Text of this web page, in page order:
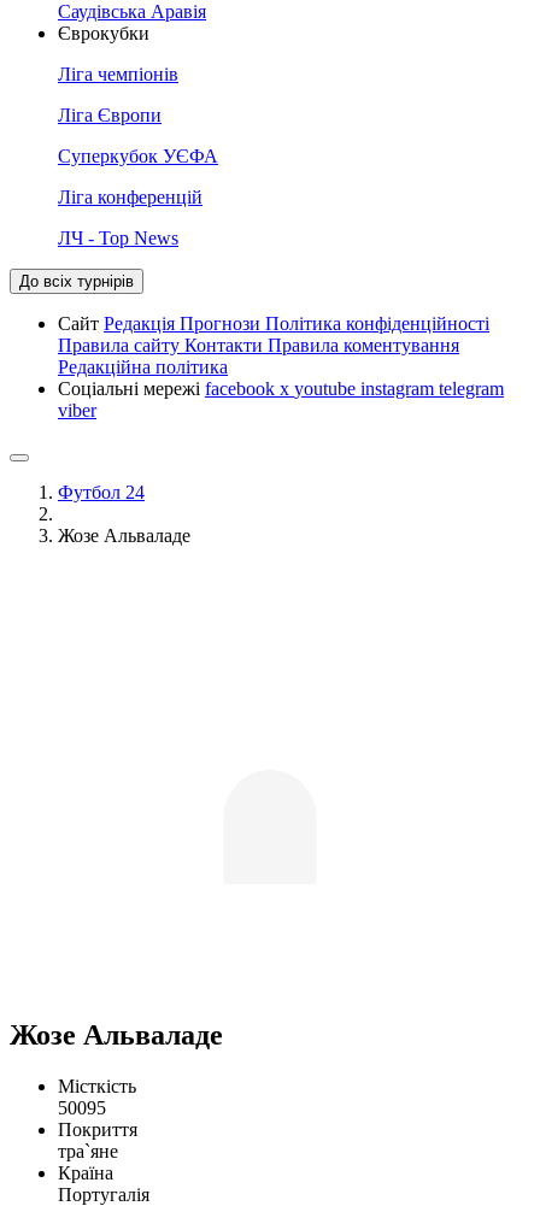
Саудівська Аравія
Єврокубки
Ліга чемпіонів
Ліга Європи
Суперкубок УЄФА
Ліга конференцій
ЛЧ - Top News
До всіх турнірів
Сайт Редакція Прогнози Політика конфіденційності
Правила сайту Контакти Правила коментування
Редакційна політика
Соціальні мережі facebook x youtube instagram telegram
viber
Футбол 24
Жозе Альваладе
Жозе Альваладе
Місткість
50095
Покриття
тра`яне
Країна
Португалія